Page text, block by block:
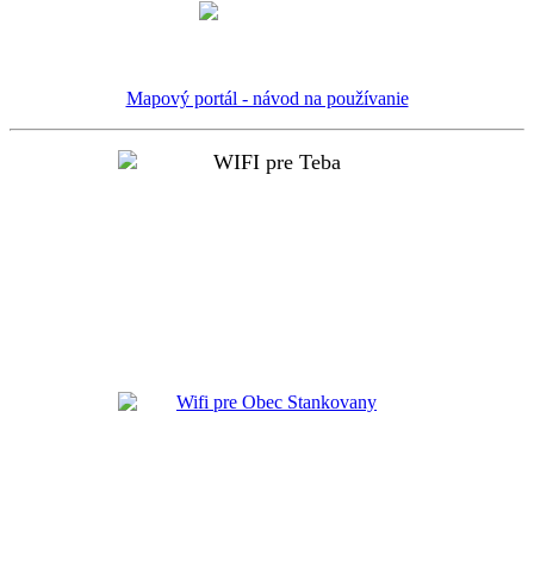
Mapový portál - návod na používanie